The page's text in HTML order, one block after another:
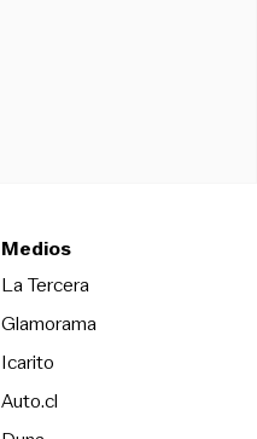
Medios
La TerceraOpens in new
Glamorama
Icarito
Auto.cl